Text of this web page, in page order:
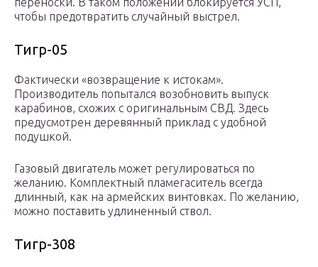
чтобы предотвратить случайный выстрел.
Тигр-05
Фактически «возвращение к истокам».
Производитель попытался возобновить выпуск
карабинов, схожих с оригинальным СВД. Здесь
предусмотрен деревянный приклад с удобной
подушкой.
Газовый двигатель может регулироваться по
желанию. Комплектный пламегаситель всегда
длинный, как на армейских винтовках. По желанию,
можно поставить удлиненный ствол.
Тигр-308